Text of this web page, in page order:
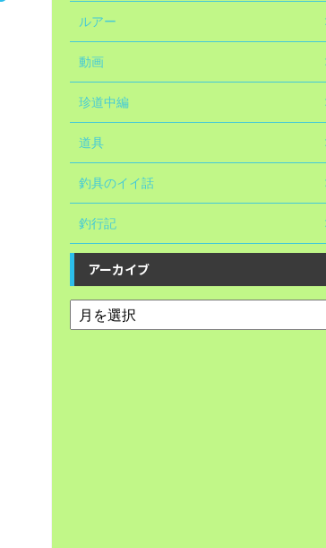
ルアー
動画
珍道中編
道具
釣具のイイ話
釣行記
アーカイブ